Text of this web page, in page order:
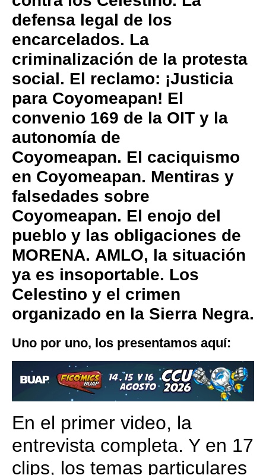
defensa legal de los
encarcelados. La
criminalización de la protesta
social. El reclamo: ¡Justicia
para Coyomeapan! El
convenio 169 de la OIT y la
autonomía de
Coyomeapan. El caciquismo
en Coyomeapan. Mentiras y
falsedades sobre
Coyomeapan. El enojo del
pueblo y las obligaciones de
MORENA. AMLO, la situación
ya es insoportable. Los
Celestino y el crimen
organizado en la Sierra Negra.
Uno por uno, los presentamos aquí:
En el primer video, la
entrevista completa. Y en 17
clips, los temas particulares